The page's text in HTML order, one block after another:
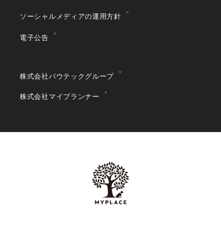
ソーシャルメディアの運用方針
電子公告
株式会社バウテックグループ
株式会社マイプランナー